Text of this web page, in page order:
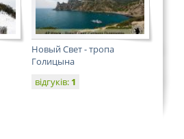
Новый Свет - тропа
Голицына
відгуків: 1